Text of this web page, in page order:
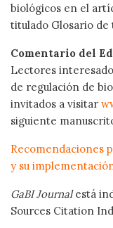
biológicos en el
titulado Glosario
Comentario del
Lectores
de regulación de
invitados a visitar
siguiente
Recomendaciones
y su
GaBI Journalestá
Sources Citation